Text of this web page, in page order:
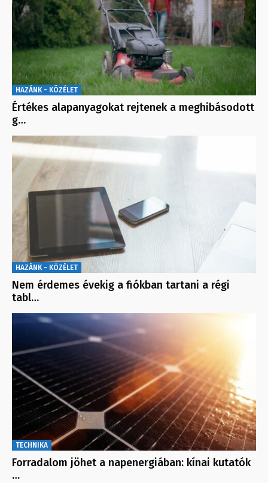
HAZÁNK - KÖZÉLET
Értékes alapanyagokat rejtenek a meghibásodott
g…
HAZÁNK - KÖZÉLET
Nem érdemes évekig a fiókban tartani a régi
tabl…
TECHNIKA
Forradalom jöhet a napenergiában: kínai kutatók
…